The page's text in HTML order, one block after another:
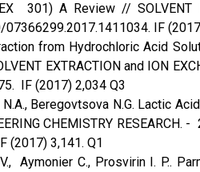
301) A Review // SOLVENT
07366299.2017.1411034. IF
from Hydrochloric Acid
EXTRACTION and ION
IF (2017) 2,034 Q3
Beregovtsova N.G. Lactic
CHEMISTRY RESEARCH. -
(2017) 3,141. Q1
Aymonier C., Prosvirin I. P..